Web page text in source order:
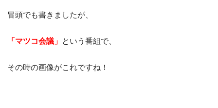
冒頭でも書きましたが、
「マツコ会議」 という番組で、
その時の画像がこれですね！